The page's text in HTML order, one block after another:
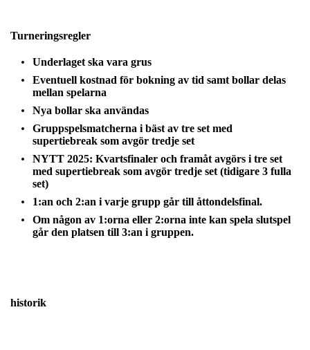
Turneringsregler
Underlaget ska vara grus
Eventuell kostnad för bokning av tid samt bollar delas
mellan spelarna
Nya bollar ska användas
Gruppspelsmatcherna i bäst av tre set med
supertiebreak som avgör tredje set
NYTT 2025: Kvartsfinaler och framåt avgörs i tre set
med supertiebreak som avgör tredje set (tidigare 3 fulla
set)
1:an och 2:an i varje grupp går till åttondelsfinal.
Om någon av 1:orna eller 2:orna inte kan spela slutspel
går den platsen till 3:an i gruppen.
historik